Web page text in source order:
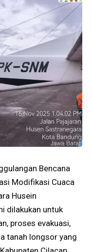
Bencana
Modifikasi Cuaca
Husein
dilakukan untuk
proses evakuasi,
tanah longsor yang